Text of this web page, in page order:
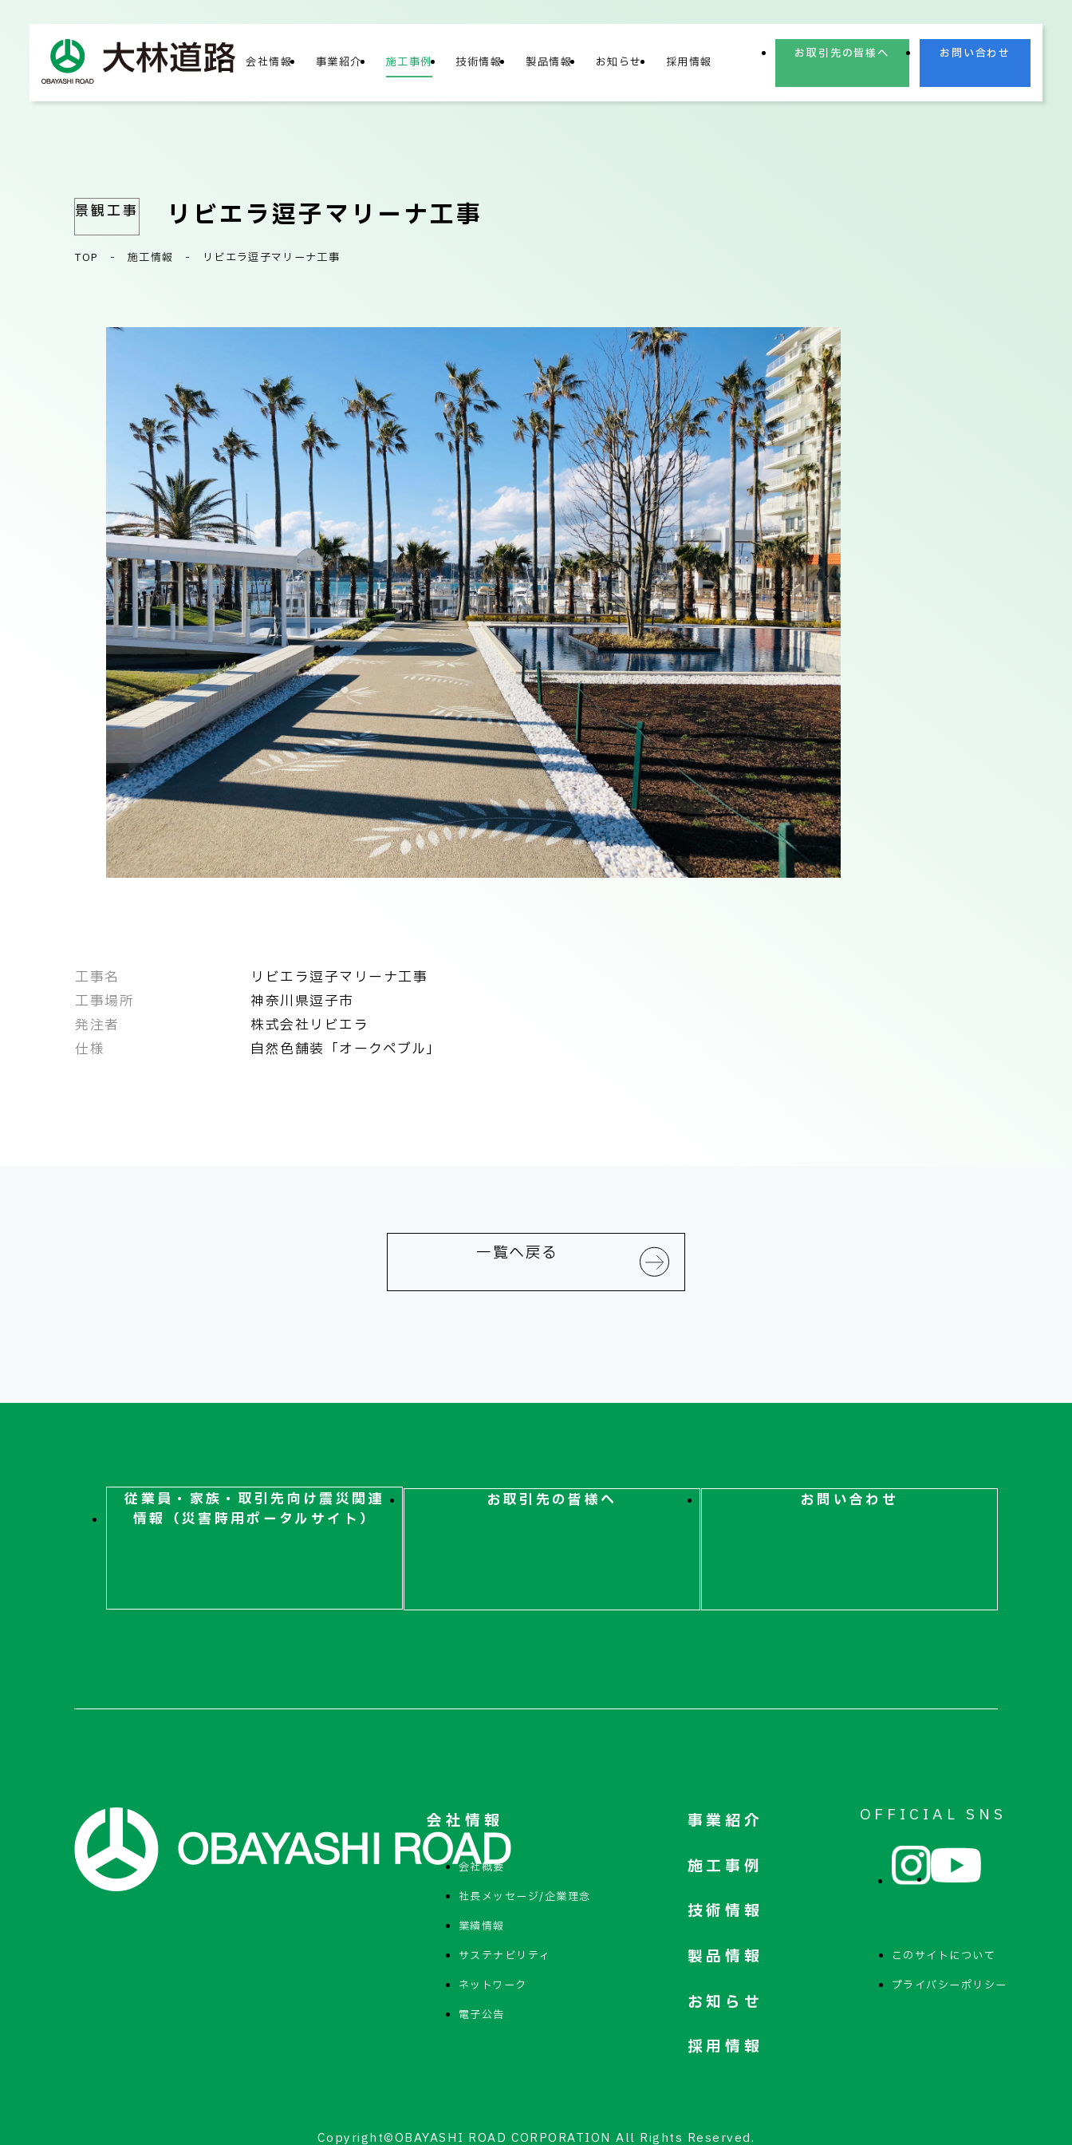
会社情報
会社概要
ネットワーク 電子公告
事業紹介 施工事例 技術情報 製品情報 お知らせ 採用情報
お取引先の皆様へ お問い合わせ
景観工事 リビエラ逗子マリーナ工事
TOP - 施工情報 - リビエラ逗子マリーナ工事
工事名
リビエラ逗子マリーナ工事
工事場所
神奈川県逗子市
発注者
株式会社リビエラ
仕様
自然色舗装「オークペブル」
一覧へ戻る
従業員・家族・取引先向け震災関連
情報（災害時用ポータルサイト）
お取引先の皆様へ お問い合わせ
OFFICIAL SNS
会社情報
会社概要
社長メッセージ/企業理念
業績情報
サステナビリティ
ネットワーク
電子公告
事業紹介
施工事例
技術情報
製品情報
お知らせ
採用情報
このサイトについて
プライバシーポリシー
Copyright©OBAYASHI ROAD CORPORATION All Rights Reserved.